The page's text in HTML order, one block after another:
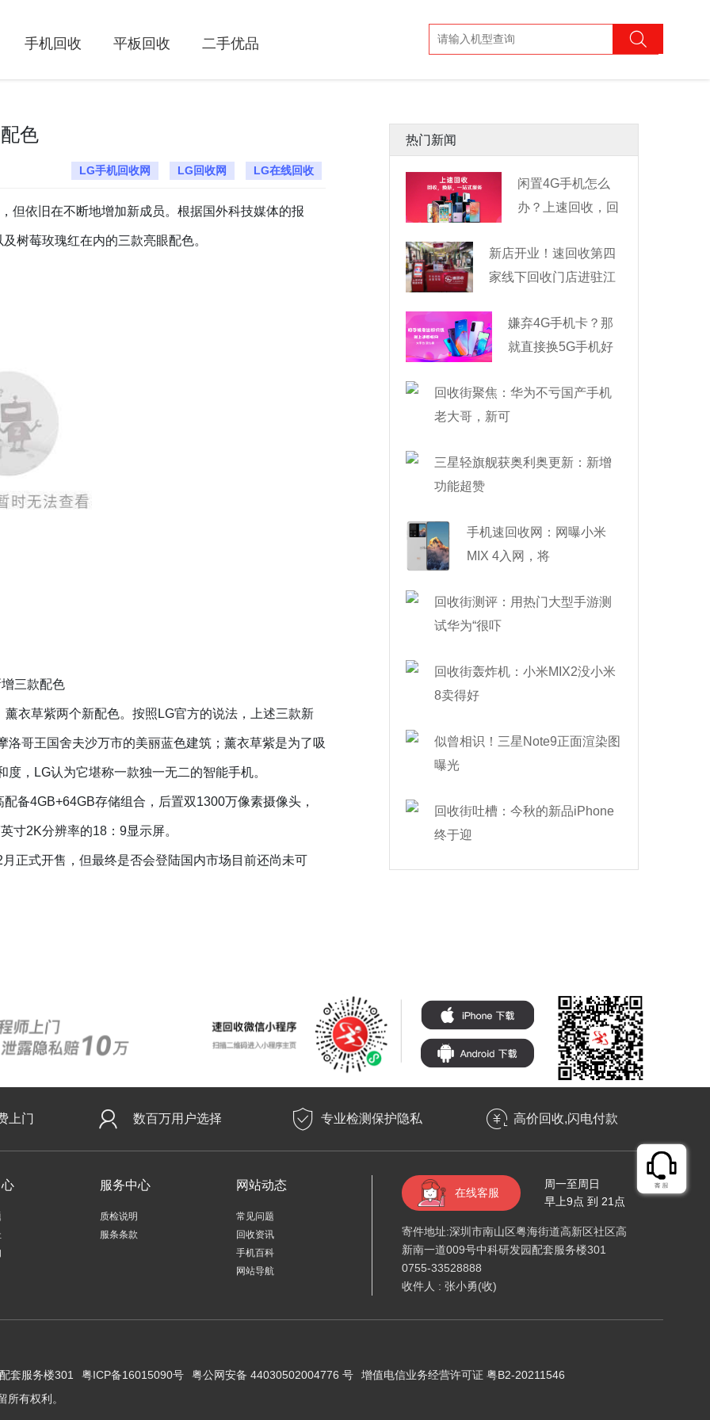
手机回收 平板回收 二手优品
色
LG手机回收网 LG回收网 LG在线回收
但依旧在不断地增加新成员。根据国外科技媒体的报
树莓玫瑰红在内的三款亮眼配色。
三款配色
薰衣草紫两个新配色。按照LG官方的说法，上述三款新
哥王国舍夫沙万市的美丽蓝色建筑；薰衣草紫是为了吸
度，LG认为它堪称一款独一无二的智能手机。
备4GB+64GB存储组合，后置双1300万像素摄像头，
寸2K分辨率的18：9显示屏。
正式开售，但最终是否会登陆国内市场目前还尚未可
热门新闻
闲置4G手机怎么
办？上速回收，回
新店开业！速回收第四
家线下回收门店进驻江
嫌弃4G手机卡？那
就直接换5G手机好
回收街聚焦：华为不亏国产手机
老大哥，新可
三星轻旗舰获奥利奥更新：新增
功能超赞
手机速回收网：网曝小米
MIX 4入网，将
回收街测评：用热门大型手游测
试华为“很吓
回收街轰炸机：小米MIX2没小米
8卖得好
似曾相识！三星Note9正面渲染图
曝光
回收街吐槽：今秋的新品iPhone
终于迎
上门 数百万用户选择 专业检测保护隐私 高价回收,闪电付款
服务中心
质检说明
服条条款
网站动态
常见问题
回收资讯
手机百科
网站导航
在线客服
周一至周日
早上9点 到 21点
寄件地址:深圳市南山区粤海街道高新区社区高
新南一道009号中科研发园配套服务楼301
0755-33528888
收件人 : 张小勇(收)
套服务楼301 粤ICP备16015090号 粤公网安备 44030502004776 号
增值电信业务经营许可证 粤B2-20211546
有权利。